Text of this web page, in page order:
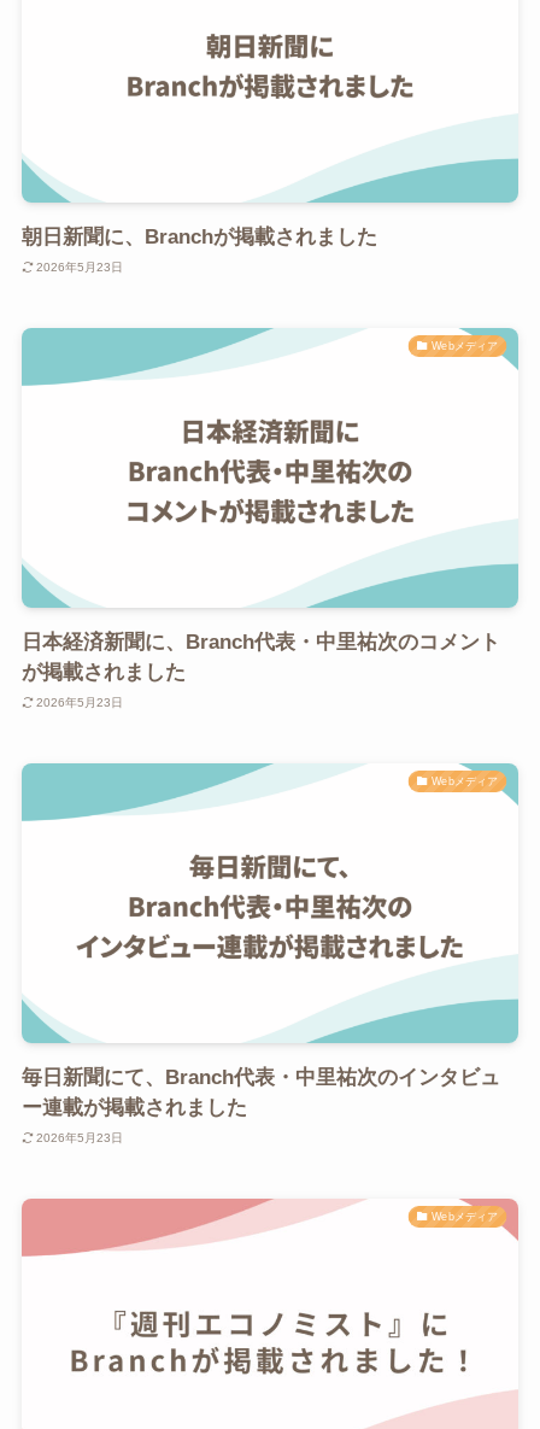
朝日新聞に、Branchが掲載されました
2026年5月23日
Webメディア
日本経済新聞に、Branch代表・中里祐次のコメント
が掲載されました
2026年5月23日
Webメディア
毎日新聞にて、Branch代表・中里祐次のインタビュ
ー連載が掲載されました
2026年5月23日
Webメディア